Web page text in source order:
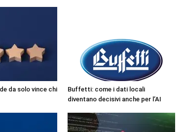
da solo vince chi
Buffetti: come i dati locali
diventano decisivi anche per l’AI